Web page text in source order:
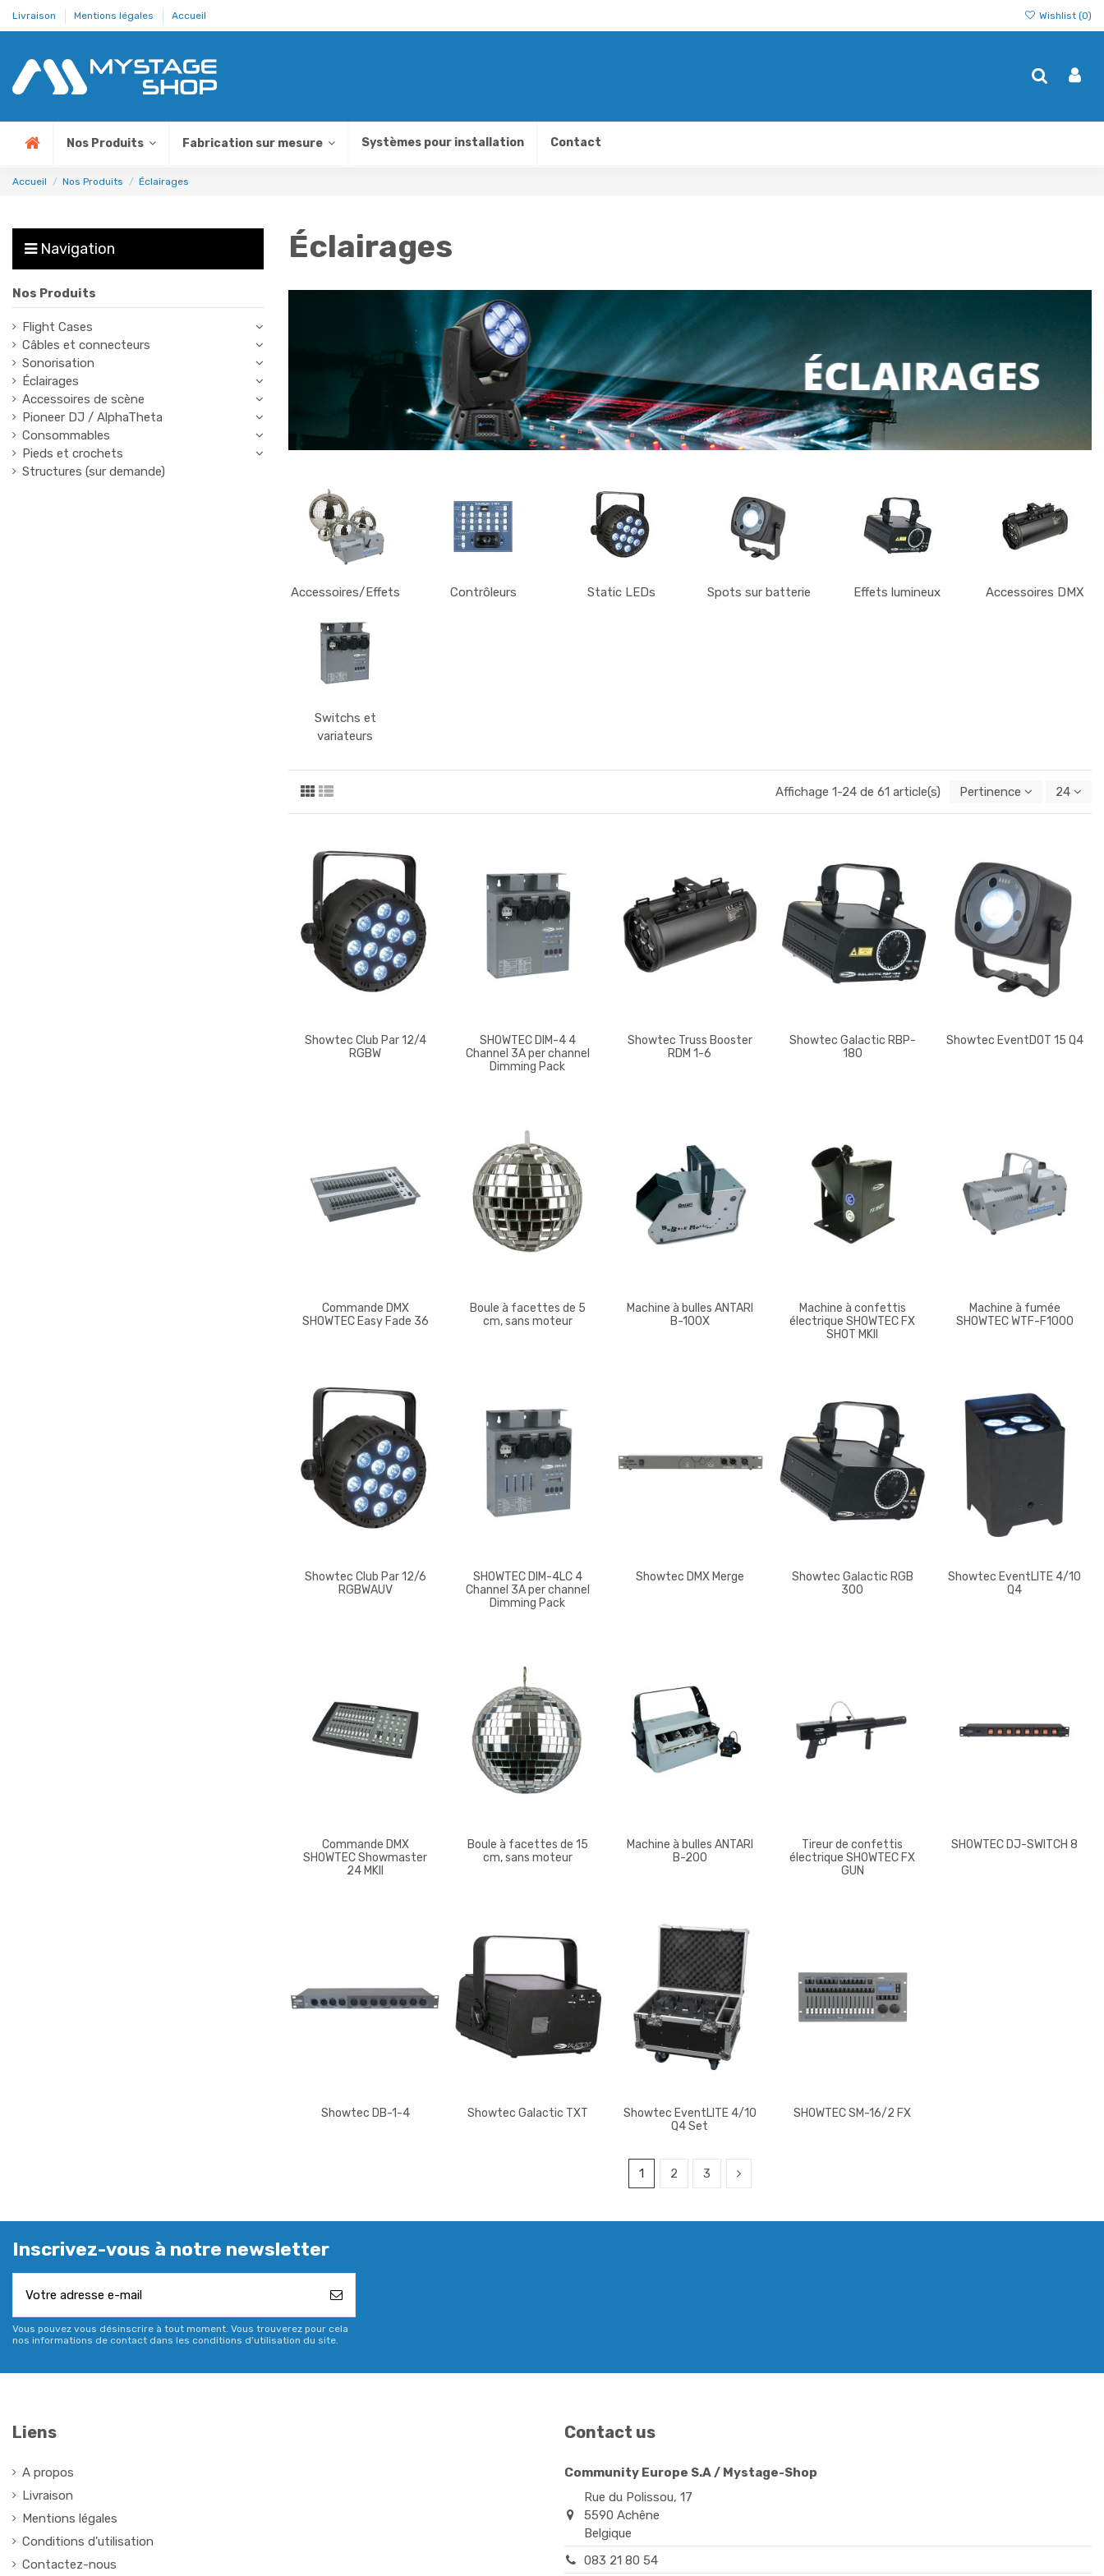
Livraison Mentions légales Accueil Wishlist (0)
Nos Produits Fabrication sur mesure Systèmes pour installation Contact
Accueil Nos Produits Éclairages
Éclairages
Accessoires/Effets Contrôleurs Static LEDs Spots sur batterie Effets lumineux Accessoires DMX
Switchs et
variateurs
Affichage 1-24 de 61 article(s) Pertinence 24
Showtec Club Par 12/4
RGBW
SHOWTEC DIM-4 4
Channel 3A per channel
Dimming Pack
Showtec Truss Booster
RDM 1-6
Showtec Galactic RBP-
180
Showtec EventDOT 15 Q4
Commande DMX
SHOWTEC Easy Fade 36
Boule à facettes de 5
cm, sans moteur
Machine à bulles ANTARI
B-100X
Machine à confettis
électrique SHOWTEC FX
SHOT MKII
Machine à fumée
SHOWTEC WTF-F1000
Showtec Club Par 12/6
RGBWAUV
SHOWTEC DIM-4LC 4
Channel 3A per channel
Dimming Pack
Showtec DMX Merge
Showtec Galactic RGB
300
Showtec EventLITE 4/10
Q4
Commande DMX
SHOWTEC Showmaster
24 MKII
Boule à facettes de 15
cm, sans moteur
Machine à bulles ANTARI
B-200
Tireur de confettis
électrique SHOWTEC FX
GUN
SHOWTEC DJ-SWITCH 8
Showtec DB-1-4 Showtec Galactic TXT
Showtec EventLITE 4/10
Q4 Set
SHOWTEC SM-16/2 FX
1 2 3
Navigation
Nos Produits
Flight Cases
Câbles et connecteurs
Sonorisation
Éclairages
Accessoires de scène
Pioneer DJ / AlphaTheta
Consommables
Pieds et crochets
Structures (sur demande)
Inscrivez-vous à notre newsletter
Vous pouvez vous désinscrire à tout moment. Vous trouverez pour cela
nos informations de contact dans les conditions d'utilisation du site.
Liens
A propos
Livraison
Mentions légales
Conditions d'utilisation
Contactez-nous
Contact us
Community Europe S.A / Mystage-Shop
Rue du Polissou, 17
5590 Achêne
Belgique
083 21 80 54